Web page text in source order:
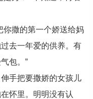
你撒的第一个娇送给妈
去一年爱的供养。有
包。”
手把要撒娇的女孩儿
怀里。明明没有认